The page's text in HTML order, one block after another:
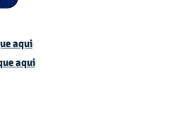
aqui
aqui